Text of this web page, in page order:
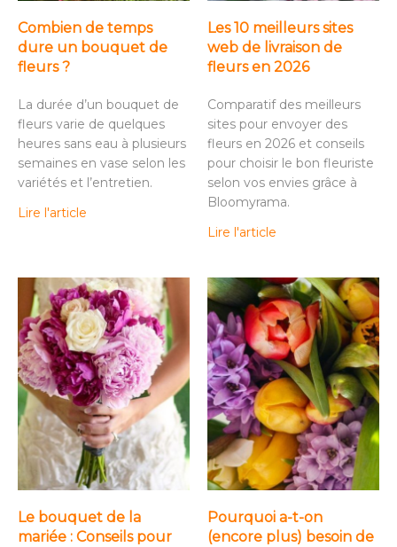
Combien de temps
dure un bouquet de
fleurs ?
La durée d’un bouquet de
fleurs varie de quelques
heures sans eau à plusieurs
semaines en vase selon les
variétés et l’entretien.
Lire l'article
Les 10 meilleurs sites
web de livraison de
fleurs en 2026
Comparatif des meilleurs
sites pour envoyer des
fleurs en 2026 et conseils
pour choisir le bon fleuriste
selon vos envies grâce à
Bloomyrama.
Lire l'article
Le bouquet de la
mariée : Conseils pour
Pourquoi a-t-on
(encore plus) besoin de